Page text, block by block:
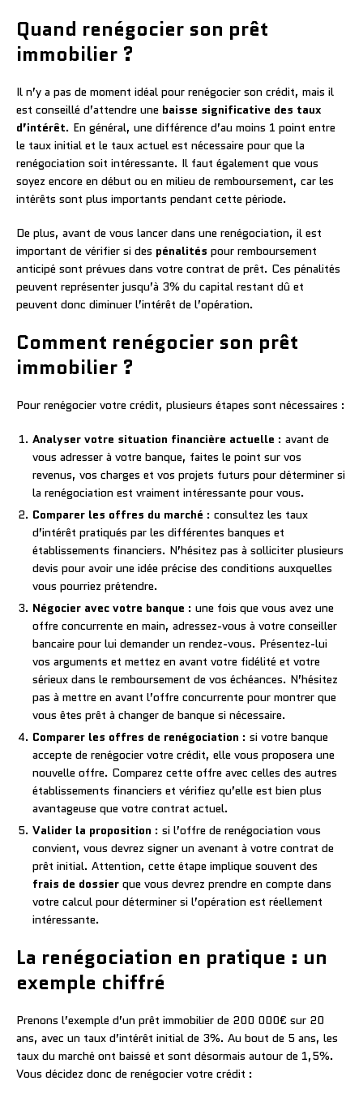
Quand renégocier son prêt
immobilier ?
Il n’y a pas de moment idéal pour renégocier son crédit, mais il
est conseillé d’attendre une baisse significative des taux
d’intérêt. En général, une différence d’au moins 1 point entre
le taux initial et le taux actuel est nécessaire pour que la
renégociation soit intéressante. Il faut également que vous
soyez encore en début ou en milieu de remboursement, car les
intérêts sont plus importants pendant cette période.
De plus, avant de vous lancer dans une renégociation, il est
important de vérifier si des pénalités pour remboursement
anticipé sont prévues dans votre contrat de prêt. Ces pénalités
peuvent représenter jusqu’à 3% du capital restant dû et
peuvent donc diminuer l’intérêt de l’opération.
Comment renégocier son prêt
immobilier ?
Pour renégocier votre crédit, plusieurs étapes sont nécessaires :
Analyser votre situation financière actuelle : avant de
vous adresser à votre banque, faites le point sur vos
revenus, vos charges et vos projets futurs pour déterminer si
la renégociation est vraiment intéressante pour vous.
Comparer les offres du marché : consultez les taux
d’intérêt pratiqués par les différentes banques et
établissements financiers. N’hésitez pas à solliciter plusieurs
devis pour avoir une idée précise des conditions auxquelles
vous pourriez prétendre.
Négocier avec votre banque : une fois que vous avez une
offre concurrente en main, adressez-vous à votre conseiller
bancaire pour lui demander un rendez-vous. Présentez-lui
vos arguments et mettez en avant votre fidélité et votre
sérieux dans le remboursement de vos échéances. N’hésitez
pas à mettre en avant l’offre concurrente pour montrer que
vous êtes prêt à changer de banque si nécessaire.
Comparer les offres de renégociation : si votre banque
accepte de renégocier votre crédit, elle vous proposera une
nouvelle offre. Comparez cette offre avec celles des autres
établissements financiers et vérifiez qu’elle est bien plus
avantageuse que votre contrat actuel.
Valider la proposition : si l’offre de renégociation vous
convient, vous devrez signer un avenant à votre contrat de
prêt initial. Attention, cette étape implique souvent des
frais de dossier que vous devrez prendre en compte dans
votre calcul pour déterminer si l’opération est réellement
intéressante.
La renégociation en pratique : un
exemple chiffré
Prenons l’exemple d’un prêt immobilier de 200 000€ sur 20
ans, avec un taux d’intérêt initial de 3%. Au bout de 5 ans, les
taux du marché ont baissé et sont désormais autour de 1,5%.
Vous décidez donc de renégocier votre crédit :